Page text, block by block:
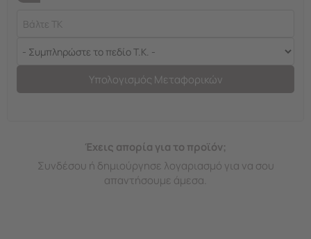
Υπολογισμός Μεταφορικών
Έχεις απορία για το προϊόν;
Συνδέσου ή δημιούργησε λογαριασμό για να σου
απαντήσουμε άμεσα.